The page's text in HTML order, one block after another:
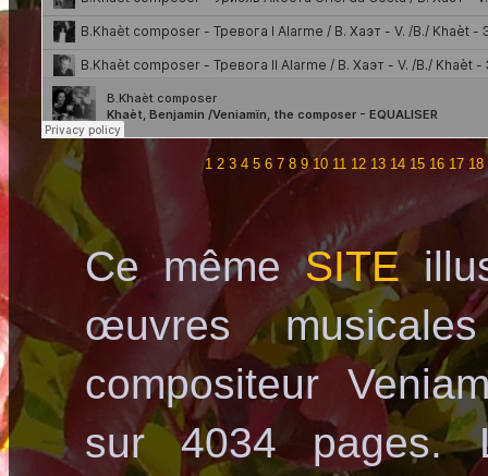
1 2 3 4 5 6 7 8 9 10 11 12 13 14 15 16 17 18
Ce mêmeSITE
œuvres
compositeur
sur 4034 pages.